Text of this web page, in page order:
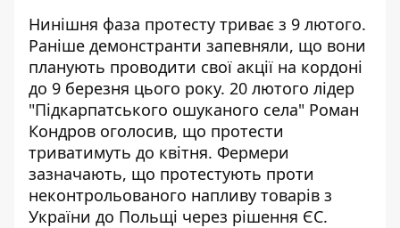
Нинішня фаза протесту триває з 9 лютого.
Раніше демонстранти запевняли, що вони
планують проводити свої акції на кордоні
до 9 березня цього року. 20 лютого лідер
"Підкарпатського ошуканого села" Роман
Кондров оголосив, що протести
триватимуть до квітня. Фермери
зазначають, що протестують проти
неконтрольованого напливу товарів з
України до Польщі через рішення ЄС.